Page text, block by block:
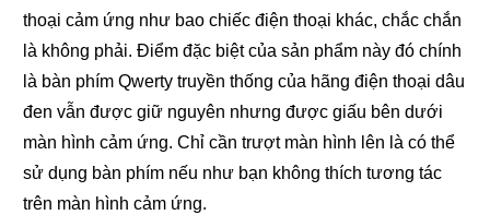
thoại cảm ứng như bao chiếc điện thoại khác, chắc chắn
là không phải. Điểm đặc biệt của sản phẩm này đó chính
là bàn phím Qwerty truyền thống của hãng điện thoại dâu
đen vẫn được giữ nguyên nhưng được giấu bên dưới
màn hình cảm ứng. Chỉ cần trượt màn hình lên là có thể
sử dụng bàn phím nếu như bạn không thích tương tác
trên màn hình cảm ứng.